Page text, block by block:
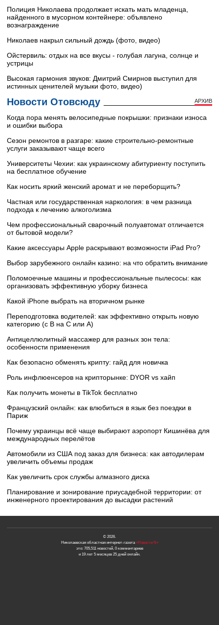
Полиция Николаева продолжает искать мать младенца,
найденного в мусорном контейнере: объявлено
вознаграждение
Николаев накрыл сильный дождь (фото, видео)
Ойстервиль: отдых на все вкусы - голубая лагуна, солнце и
устрицы
Высокая гармония звуков: Дмитрий Смирнов выступил для
истинных ценителей музыки фото, видео)
Новости Отовсюду АРХИВ
Когда пора менять велосипедные покрышки: признаки износа
и ошибки выбора
Сезон ремонтов в разгаре: какие строительно-ремонтные
услуги заказывают чаще всего
Университеты Чехии: как украинскому абитуриенту поступить
на бесплатное обучение
Как носить яркий женский аромат и не переборщить?
Частная или государственная наркология: в чем разница
подхода к лечению алкоголизма
Чем профессиональный сварочный полуавтомат отличается
от бытовой модели?
Какие аксессуары Apple раскрывают возможности iPad Pro?
Выбор зарубежного онлайн казино: на что обратить внимание
Поломоечные машины и профессиональные пылесосы: как
организовать эффективную уборку бизнеса
Какой iPhone выбрать на вторичном рынке
Переподготовка водителей: как эффективно открыть новую
категорию (с B на C или А)
Антицеллюлитный массажер для разных зон тела:
особенности применения
Как безопасно обменять крипту: гайд для новичка
Роль инфлюенсеров на крипторынке: DYOR vs хайп
Как получить монеты в TikTok бесплатно
Французский онлайн: как влюбиться в язык без поездки в
Париж
Почему украинцы всё чаще выбирают аэропорт Кишинёва для
международных перелётов
Автомобили из США под заказ для бизнеса: как автодилерам
увеличить объемы продаж
Как увеличить срок службы алмазного диска
Планирование и зонирование приусадебной территории: от
инженерного проектирования до высадки растений
© 2026.
Николаевская областная интернет-газета «Новости N»
это: 705,511 новостей, 0 комментариев
и 19 лет 5 месяцев 25 дней онлайн.